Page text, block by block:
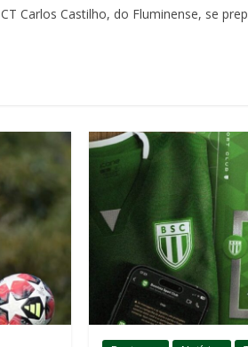
Carlos Castilho, do Fluminense, se